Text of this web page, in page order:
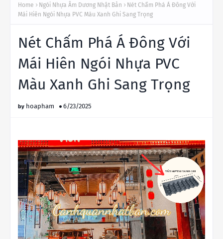
Home Ngói Nhựa Âm Dương Nhật Bản
Nét Chấm Phá Á Đông Với
Mái Hiên Ngói Nhựa PVC Màu Xanh Ghi Sang Trọng
Nét Chấm Phá Á Đông Với
Mái Hiên Ngói Nhựa PVC
Màu Xanh Ghi Sang Trọng
hoapham 6/23/2025